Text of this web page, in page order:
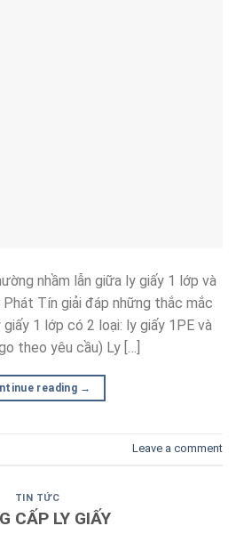
nhầm lẫn giữa ly giấy 1 lớp và
Tín giải đáp những thắc mắc
1 lớp có 2 loại: ly giấy 1PE và
theo yêu cầu) Ly […]
reading →
Leave a comment
TIN TỨC
CẤP LY GIẤY